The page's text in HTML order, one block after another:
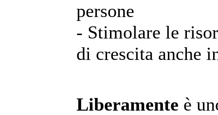
persone
- Stimolare le
di crescita anche
Liberamente è